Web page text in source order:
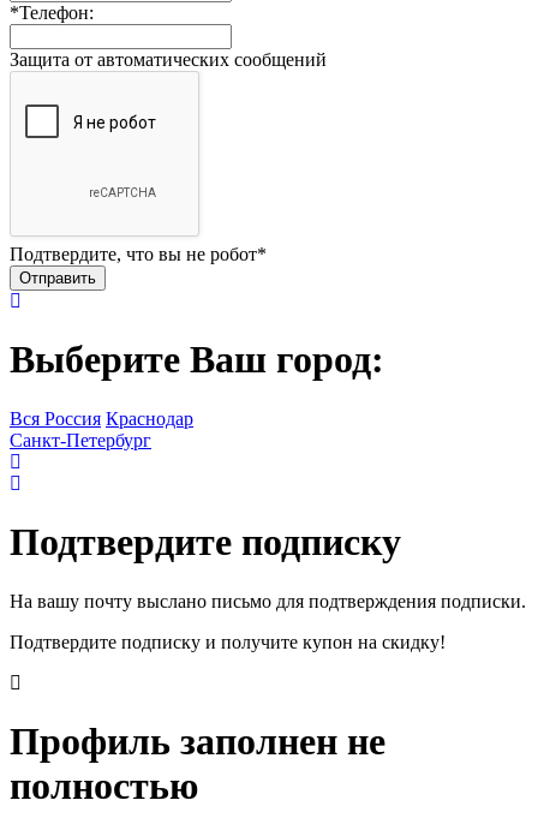
*Телефон:
Защита от автоматических сообщений
Подтвердите, что вы не робот*
Выберите Ваш город:
Вся Россия Краснодар
Санкт-Петербург
Подтвердите подписку
На вашу почту выслано письмо для подтверждения подписки.
Подтвердите подписку и получите купон на скидку!
Профиль заполнен не
полностью